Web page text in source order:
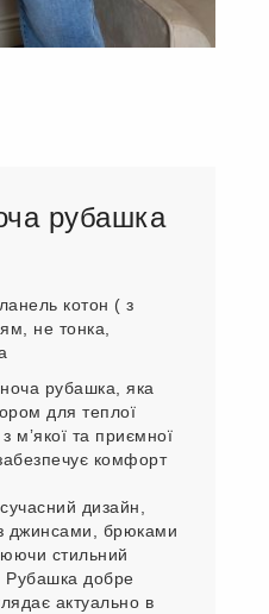
рубашка
котон ( з
не тонка,
рубашка, яка
для теплої
мʼякої та приємної
комфорт
дизайн,
джинсами, брюками
стильний
Рубашка добре
актуально в